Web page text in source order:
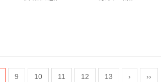
9 10 11 12 13 › ››